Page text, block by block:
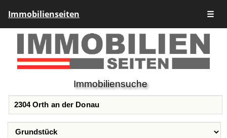
Immobilienseiten ☰
Immobiliensuche